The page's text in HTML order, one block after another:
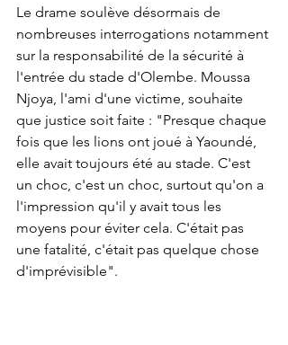
Le drame soulève désormais de
nombreuses interrogations notamment
sur la responsabilité de la sécurité à
l'entrée du stade d'Olembe. Moussa
Njoya, l'ami d'une victime, souhaite
que justice soit faite : "Presque chaque
fois que les lions ont joué à Yaoundé,
elle avait toujours été au stade. C'est
un choc, c'est un choc, surtout qu'on a
l'impression qu'il y avait tous les
moyens pour éviter cela. C'était pas
une fatalité, c'était pas quelque chose
d'imprévisible".